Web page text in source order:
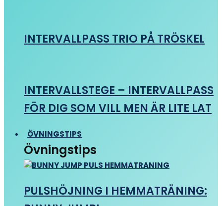
INTERVALLPASS TRIO PÅ TRÖSKEL
INTERVALLSTEGE – INTERVALLPASS
FÖR DIG SOM VILL MEN ÄR LITE LAT
ÖVNINGSTIPS
Övningstips
PULSHÖJNING I HEMMATRÄNING: